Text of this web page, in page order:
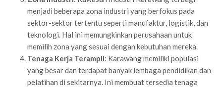
menjadi beberapa zona industri yang berfokus pada
sektor-sektor tertentu seperti manufaktur, logistik, dan
teknologi. Hal ini memungkinkan perusahaan untuk
memilih zona yang sesuai dengan kebutuhan mereka.
Tenaga Kerja Terampil: Karawang memiliki populasi
yang besar dan terdapat banyak lembaga pendidikan dan
pelatihan di sekitarnya. Ini membuat tersedia tenaga